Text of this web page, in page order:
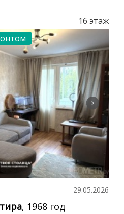
16 этаж
29.05.2026
, 1968 год